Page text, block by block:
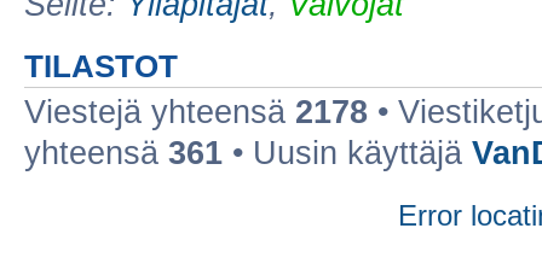
TILASTOT
Viestejä yhteensä 2178 •
yhteensä 361 • Uusin käyttäjä
Error